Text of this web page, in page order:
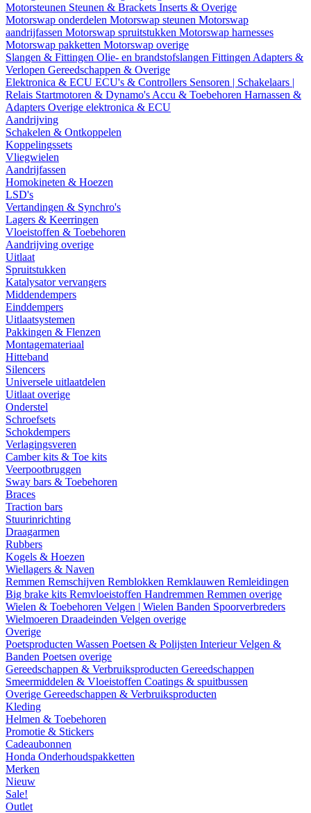
Motorsteunen Steunen & Brackets Inserts & Overige
Motorswap onderdelen Motorswap steunen Motorswap
aandrijfassen Motorswap spruitstukken Motorswap harnesses
Motorswap pakketten Motorswap overige
Slangen & Fittingen Olie- en brandstofslangen Fittingen Adapters &
Verlopen Gereedschappen & Overige
Elektronica & ECU ECU's & Controllers Sensoren | Schakelaars |
Relais Startmotoren & Dynamo's Accu & Toebehoren Harnassen &
Adapters Overige elektronica & ECU
Aandrijving
Schakelen & Ontkoppelen
Koppelingssets
Vliegwielen
Aandrijfassen
Homokineten & Hoezen
LSD's
Vertandingen & Synchro's
Lagers & Keerringen
Vloeistoffen & Toebehoren
Aandrijving overige
Uitlaat
Spruitstukken
Katalysator vervangers
Middendempers
Einddempers
Uitlaatsystemen
Pakkingen & Flenzen
Montagemateriaal
Hitteband
Silencers
Universele uitlaatdelen
Uitlaat overige
Onderstel
Schroefsets
Schokdempers
Verlagingsveren
Camber kits & Toe kits
Veerpootbruggen
Sway bars & Toebehoren
Braces
Traction bars
Stuurinrichting
Draagarmen
Rubbers
Kogels & Hoezen
Wiellagers & Naven
Remmen Remschijven Remblokken Remklauwen Remleidingen
Big brake kits Remvloeistoffen Handremmen Remmen overige
Wielen & Toebehoren Velgen | Wielen Banden Spoorverbreders
Wielmoeren Draadeinden Velgen overige
Overige
Poetsproducten Wassen Poetsen & Polijsten InterieurVelgen &
Banden Poetsen overige
Gereedschappen & Verbruiksproducten Gereedschappen
Smeermiddelen & Vloeistoffen Coatings & spuitbussen
Overige Gereedschappen & Verbruiksproducten
Kleding
Helmen & Toebehoren
Promotie & Stickers
Cadeaubonnen
Honda Onderhoudspakketten
Merken
Nieuw
Sale!
Outlet